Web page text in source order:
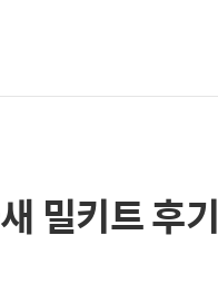
밀키트 후기